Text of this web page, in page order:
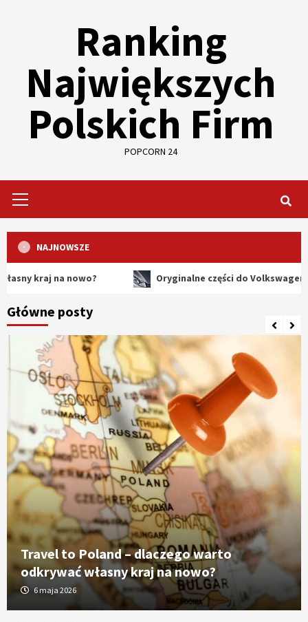
Ranking
Największych
Polskich Firm
POPCORN 24
Menu
NAJNOWSZE
na nowo? Oryginalne części do Volkswagena –
Główne posty
Travel to Poland – dlaczego warto
odkrywać własny kraj na nowo?
6 maja 2026